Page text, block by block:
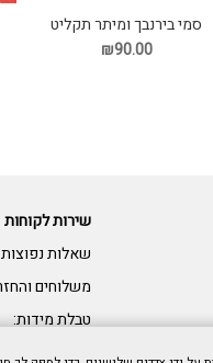
סמי בירנבך ומיתר תקליט
₪90.00
שירות לקוחות
שאלות נפוצות
משלוחים
טבלת מידות:
נגישות: